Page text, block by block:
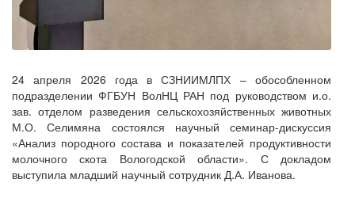
24 апреля 2026 года в СЗНИИМЛПХ – обособленном
подразделении ФГБУН ВолНЦ РАН под руководством и.о.
зав. отделом разведения сельскохозяйственных животных
М.О. Селимяна состоялся научный семинар-дискуссия
«Анализ породного состава и показателей продуктивности
молочного скота Вологодской области». С докладом
выступила младший научный сотрудник Д.А. Иванова.